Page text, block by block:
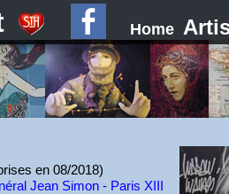
Home
en 08/2018)
Jean Simon - Paris XIII